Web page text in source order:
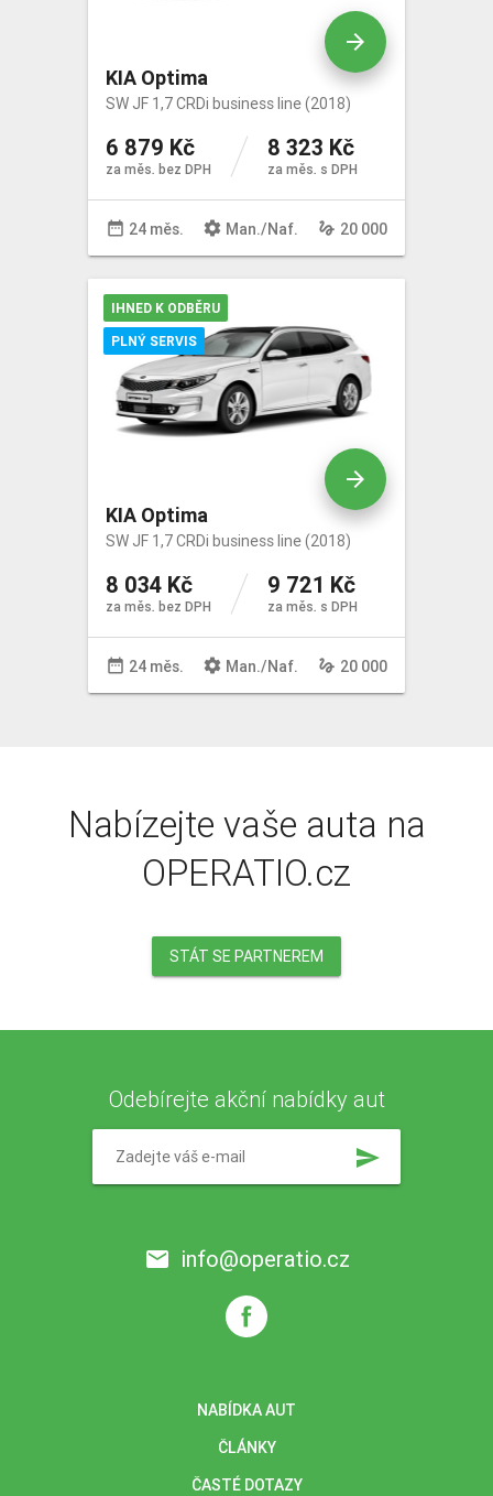
KIA Optima
SW JF 1,7 CRDi business line (2018)
6 879 Kč
za měs. bez DPH
8 323 Kč
za měs. s DPH
date_range 24 měs. settings Man./Naf. gesture 20 000
arrow_forward
KIA Optima
SW JF 1,7 CRDi business line (2018)
8 034 Kč
za měs. bez DPH
9 721 Kč
za měs. s DPH
date_range 24 měs. settings Man./Naf. gesture 20 000
arrow_forward
IHNED K ODBĚRU
PLNÝ SERVIS
Nabízejte vaše auta na
OPERATIO.cz
STÁT SE PARTNEREM
Odebírejte akční nabídky aut
send
email info@operatio.cz
NABÍDKA AUT
ČLÁNKY
ČASTÉ DOTAZY